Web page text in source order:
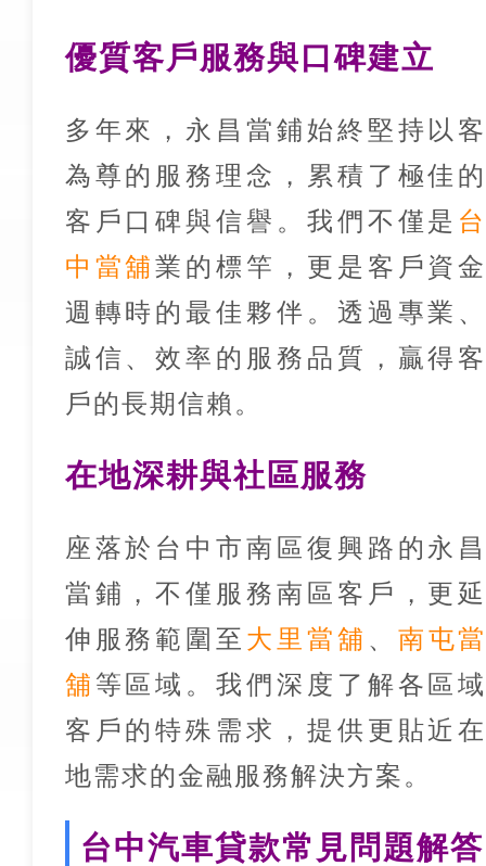
優質客戶服務與口碑建立
多年來，永昌當鋪始終堅持以客
為尊的服務理念，累積了極佳的
客戶口碑與信譽。我們不僅是 台
中當舖業的標竿，更是客戶資金
週轉時的最佳夥伴。透過專業、
誠信、效率的服務品質，贏得客
戶的長期信賴。
在地深耕與社區服務
座落於台中市南區復興路的永昌
當鋪，不僅服務南區客戶，更延
伸服務範圍至 大里當舖 、 南屯當
舖 等區域。我們深度了解各區域
客戶的特殊需求，提供更貼近在
地需求的金融服務解決方案。
台中汽車貸款常見問題解答